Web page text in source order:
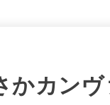
かカン